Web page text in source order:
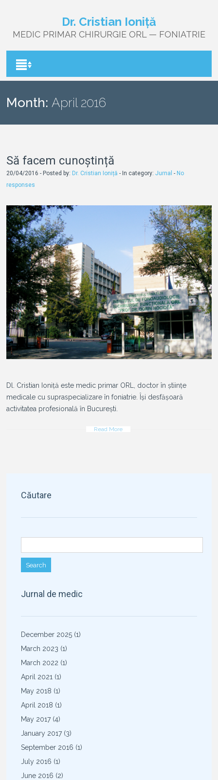
Dr. Cristian Ioniță
MEDIC PRIMAR CHIRURGIE ORL — FONIATRIE
Month:April 2016
Să facem cunoștință
20/04/2016 - Posted by: Dr. Cristian Ioniță - In category:Jurnal - No
responses
Dl. Cristian Ioniță este medic primar ORL, doctor în științe
medicale cu supraspecializare în foniatrie. Își desfășoară
activitatea profesională în București.
Read More
Căutare
Jurnal de medic
December 2025 (1)
March 2023 (1)
March 2022 (1)
April 2021 (1)
May 2018 (1)
April 2018 (1)
May 2017(4)
January 2017(3)
September 2016 (1)
July 2016 (1)
June 2016 (2)